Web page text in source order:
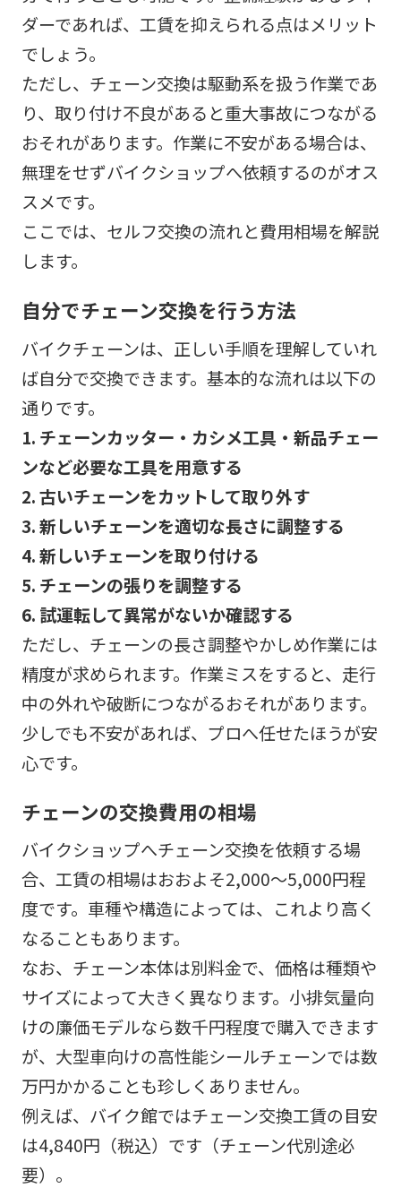
ダーであれば、工賃を抑えられる点はメリット
でしょう。
ただし、チェーン交換は駆動系を扱う作業であ
り、取り付け不良があると重大事故につながる
おそれがあります。作業に不安がある場合は、
無理をせずバイクショップへ依頼するのがオス
スメです。
ここでは、セルフ交換の流れと費用相場を解説
します。
自分でチェーン交換を行う方法
バイクチェーンは、正しい手順を理解していれ
ば自分で交換できます。基本的な流れは以下の
通りです。
1. チェーンカッター・カシメ工具・新品チェー
ンなど必要な工具を用意する
2. 古いチェーンをカットして取り外す
3. 新しいチェーンを適切な長さに調整する
4. 新しいチェーンを取り付ける
5. チェーンの張りを調整する
6. 試運転して異常がないか確認する
ただし、チェーンの長さ調整やかしめ作業には
精度が求められます。作業ミスをすると、走行
中の外れや破断につながるおそれがあります。
少しでも不安があれば、プロへ任せたほうが安
心です。
チェーンの交換費用の相場
バイクショップへチェーン交換を依頼する場
合、工賃の相場はおおよそ2,000〜5,000円程
度です。車種や構造によっては、これより高く
なることもあります。
なお、チェーン本体は別料金で、価格は種類や
サイズによって大きく異なります。小排気量向
けの廉価モデルなら数千円程度で購入できます
が、大型車向けの高性能シールチェーンでは数
万円かかることも珍しくありません。
例えば、バイク館ではチェーン交換工賃の目安
は4,840円（税込）です（チェーン代別途必
要）。